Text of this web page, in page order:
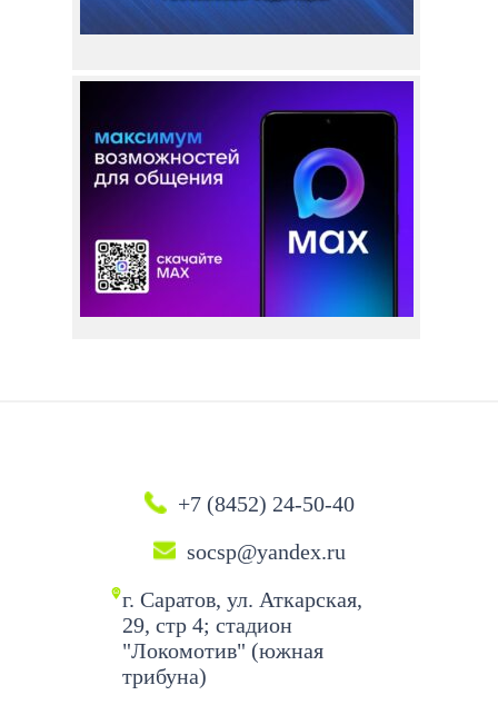
+7 (8452) 24-50-40
socsp@yandex.ru
г. Саратов, ул. Аткарская,
29, стр 4; стадион
"Локомотив" (южная
трибуна)